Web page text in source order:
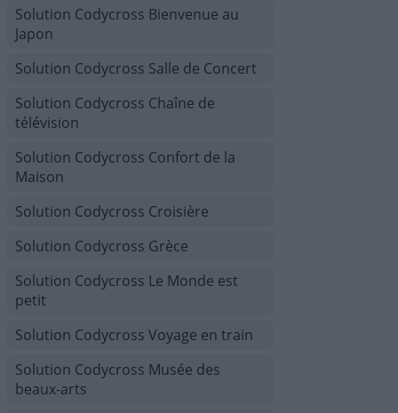
Solution Codycross Bienvenue au
Japon
Solution Codycross Salle de Concert
Solution Codycross Chaîne de
télévision
Solution Codycross Confort de la
Maison
Solution Codycross Croisière
Solution Codycross Grèce
Solution Codycross Le Monde est
petit
Solution Codycross Voyage en train
Solution Codycross Musée des
beaux-arts